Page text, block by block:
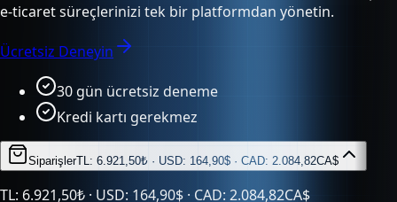
Ücretsiz Deneyin
30 gün ücretsiz deneme
Kredi kartı gerekmez
TL: 6.921,50₺ · USD: 164,90$ · CAD: 2.084,82CA$